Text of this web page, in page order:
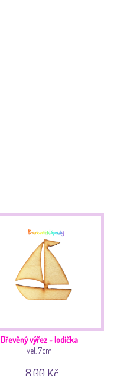
Dřevěný výřez - lodička
vel. 7cm